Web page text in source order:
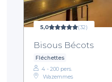
5,0 (32)
Bisous Bécots
Fléchettes
4 - 200 pers.
Wazemmes